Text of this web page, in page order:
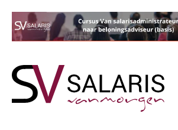
naar
hoofdnavigatie
naar
hoofd
naar
eerste
naar
voettekst